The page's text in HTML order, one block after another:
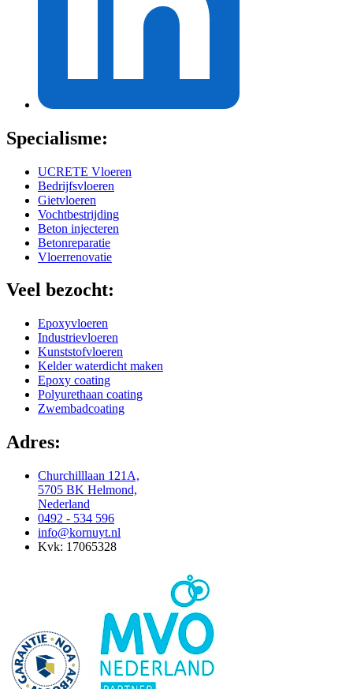
Specialisme:
UCRETE Vloeren
Bedrijfsvloeren
Gietvloeren
Vochtbestrijding
Beton injecteren
Betonreparatie
Vloerrenovatie
Veel bezocht:
Epoxyvloeren
Industrievloeren
Kunststofvloeren
Kelder waterdicht maken
Epoxy coating
Polyurethaan coating
Zwembadcoating
Adres:
Churchilllaan 121A,
5705 BK Helmond,
Nederland
0492 - 534 596
info@kornuyt.nl
Kvk: 17065328